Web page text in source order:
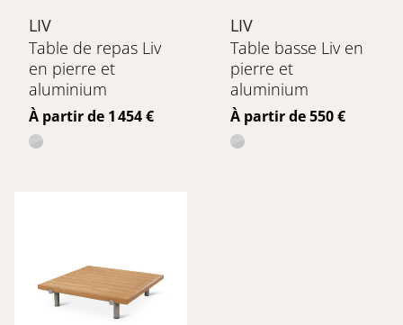
LIV
Table de repas Liv
en pierre et
aluminium
Prix
À partir de 1 454 €
LIV
Table basse Liv en
pierre et
aluminium
Prix
À partir de 550 €